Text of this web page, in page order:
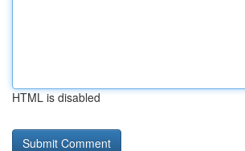
HTML is disabled